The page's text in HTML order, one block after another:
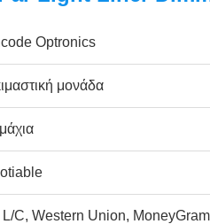
Optronics
μονάδα
L/C, Western Union, MoneyGram